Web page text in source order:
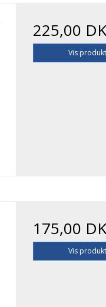
225,00
Vis produkt
175,00
Vis produkt